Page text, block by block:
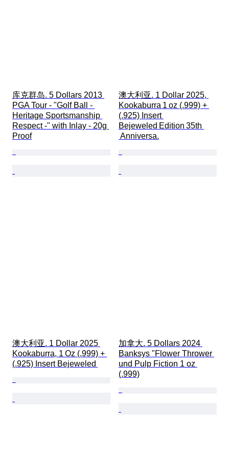
库克群岛. 5 Dollars 2013
PGA Tour - "Golf Ball -
Heritage Sportsmanship
Respect -" with Inlay - 20g
Proof
澳大利亚. 1 Dollar 2025,
Kookaburra 1 oz (.999) +
(.925) Insert
Bejeweled Edition 35th
Anniversa.
澳大利亚. 1 Dollar 2025
Kookaburra, 1 Oz (.999) +
(.925) Insert Bejeweled
加拿大. 5 Dollars 2024
Banksys "Flower Thrower
und Pulp Fiction 1 oz
(.999)